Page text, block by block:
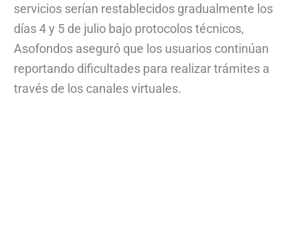
servicios serían restablecidos gradualmente los
días 4 y 5 de julio bajo protocolos técnicos,
Asofondos aseguró que los usuarios continúan
reportando dificultades para realizar trámites a
través de los canales virtuales.